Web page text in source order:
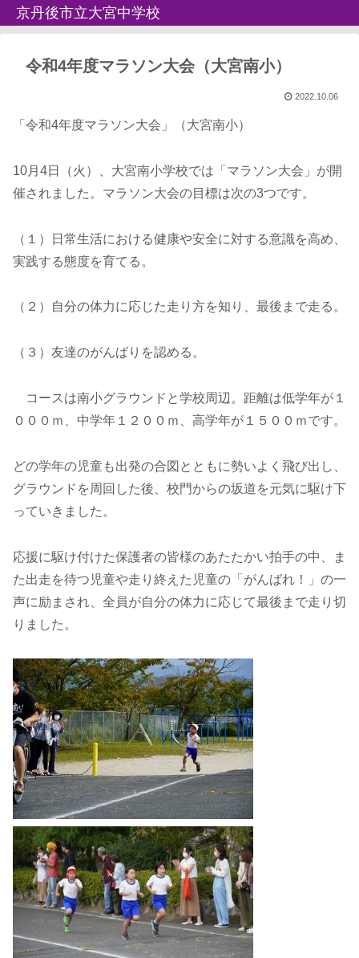
京丹後市立大宮中学校
令和4年度マラソン大会（大宮南小）
2022.10.06
「令和4年度マラソン大会」（大宮南小）
10月4日（火）、大宮南小学校では「マラソン大会」が開
催されました。マラソン大会の目標は次の3つです。
（１）日常生活における健康や安全に対する意識を高め、
実践する態度を育てる。
（２）自分の体力に応じた走り方を知り、最後まで走る。
（３）友達のがんばりを認める。
コースは南小グラウンドと学校周辺。距離は低学年が１
０００ｍ、中学年１２００ｍ、高学年が１５００ｍです。
どの学年の児童も出発の合図とともに勢いよく飛び出し、
グラウンドを周回した後、校門からの坂道を元気に駆け下
っていきました。
応援に駆け付けた保護者の皆様のあたたかい拍手の中、ま
た出走を待つ児童や走り終えた児童の「がんばれ！」の一
声に励まされ、全員が自分の体力に応じて最後まで走り切
りました。